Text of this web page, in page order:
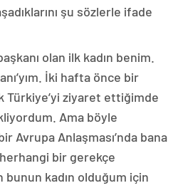
şu sözlerle ifade
olan ilk kadın benim.
İki hafta önce bir
Türkiye’yi ziyaret ettiğimde
Ama böyle
Avrupa Anlaşması’nda bana
herhangi bir gerekçe
bunun kadın olduğum için